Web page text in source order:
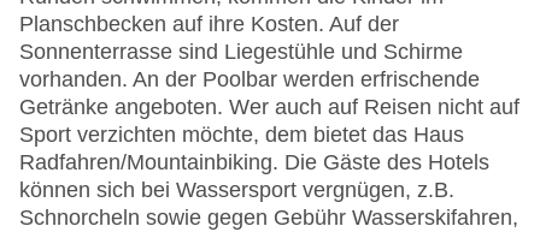
Planschbecken auf ihre Kosten. Auf der
Sonnenterrasse sind Liegestühle und Schirme
vorhanden. An der Poolbar werden erfrischende
Getränke angeboten. Wer auch auf Reisen nicht auf
Sport verzichten möchte, dem bietet das Haus
Radfahren/Mountainbiking. Die Gäste des Hotels
können sich bei Wassersport vergnügen, z.B.
Schnorcheln sowie gegen Gebühr Wasserskifahren,